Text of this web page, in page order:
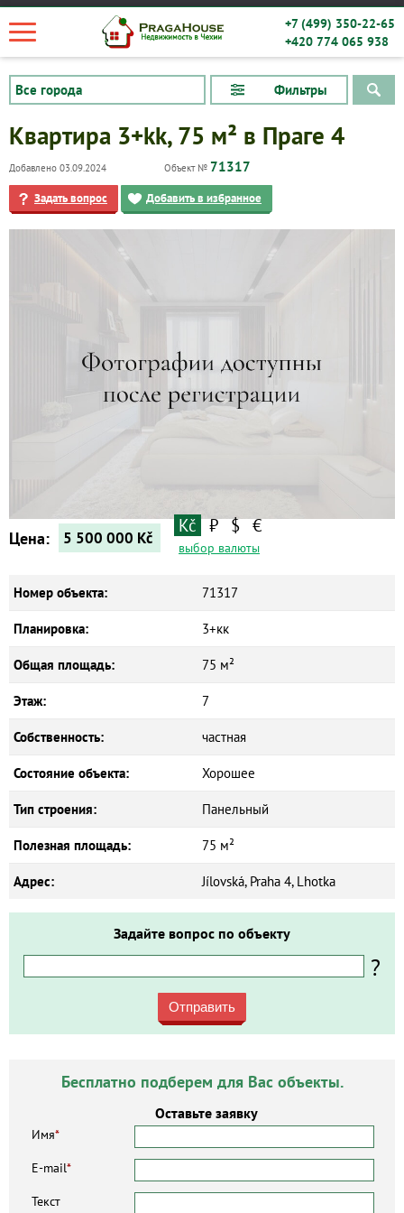
+7 (499) 350-22-65
+420 774 065 938
Фильтры
Квартиры
Дома
Коммерческие объекты
Квартира 3+kk, 75 м² в Праге 4
Добавлено 03.09.2024 Объект № 71317
Задать вопрос Добавить в избранное
Цена: 5 500 000 Kč
Kč ₽ $ €
выбор валюты
Номер объекта: 71317
Планировка: 3+кк
Общая площадь: 75 м²
Этаж: 7
Собственность: частная
Состояние объекта: Хорошее
Тип строения: Панельный
Полезная площадь: 75 м²
Адрес: Jílovská, Praha 4, Lhotka
Задайте вопрос по объекту
?
Отправить
Бесплатно подберем для Вас объекты.
Оставьте заявку
Имя*
E-mail*
Текст